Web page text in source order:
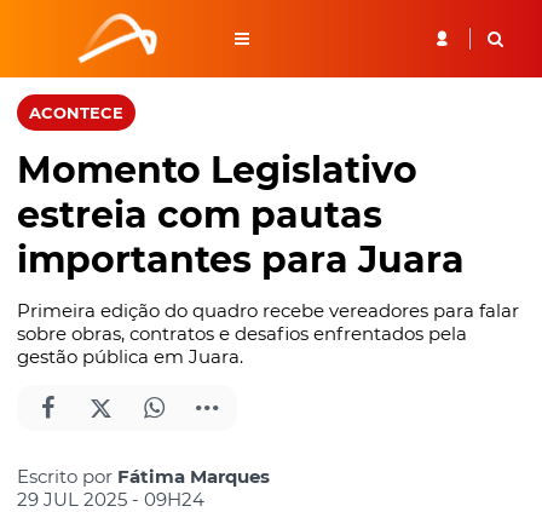
ACONTECE
Momento Legislativo
estreia com pautas
importantes para Juara
Primeira edição do quadro recebe vereadores para falar
sobre obras, contratos e desafios enfrentados pela
gestão pública em Juara.
Escrito por Fátima Marques
29 JUL 2025 - 09H24